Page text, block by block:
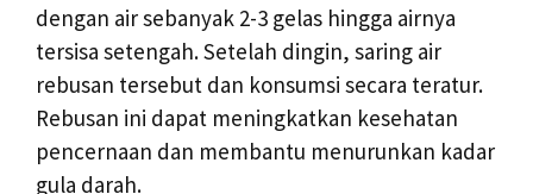
dengan air sebanyak 2-3 gelas hingga airnya
tersisa setengah. Setelah dingin, saring air
rebusan tersebut dan konsumsi secara teratur.
Rebusan ini dapat meningkatkan kesehatan
pencernaan dan membantu menurunkan kadar
gula darah.